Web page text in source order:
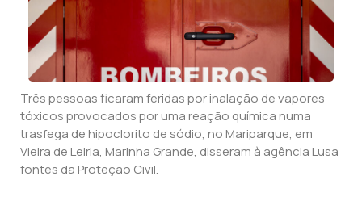
Três pessoas ficaram feridas por inalação de vapores
tóxicos provocados por uma reação química numa
trasfega de hipoclorito de sódio, no Mariparque, em
Vieira de Leiria, Marinha Grande, disseram à agência Lusa
fontes da Proteção Civil.